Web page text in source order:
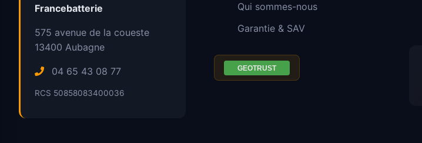
Francebatterie
575 avenue de la coueste
13400 Aubagne
04 65 43 08 77
RCS 50858083400036
Qui sommes-nous
Garantie & SAV